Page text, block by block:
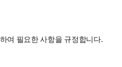
여 필요한 사항을 규정합니다.